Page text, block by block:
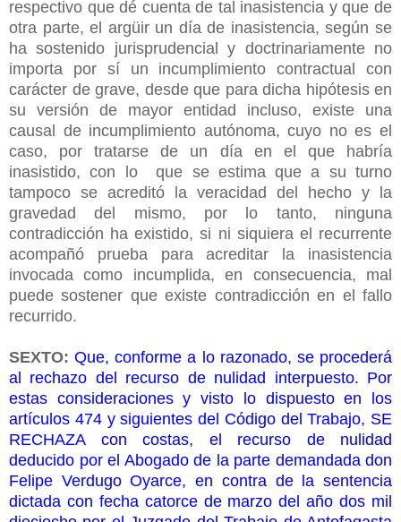
respectivo que dé cuenta de tal inasistencia y que de
otra parte, el argüir un día de inasistencia, según se
ha sostenido jurisprudencial y doctrinariamente no
importa por sí un incumplimiento contractual con
carácter de grave, desde que para dicha hipótesis en
su versión de mayor entidad incluso, existe una
causal de incumplimiento autónoma, cuyo no es el
caso, por tratarse de un día en el que habría
inasistido, con lo que se estima que a su turno
tampoco se acreditó la veracidad del hecho y la
gravedad del mismo, por lo tanto, ninguna
contradicción ha existido, si ni siquiera el recurrente
acompañó prueba para acreditar la inasistencia
invocada como incumplida, en consecuencia, mal
puede sostener que existe contradicción en el fallo
recurrido.
SEXTO: Que, conforme a lo razonado, se procederá
al rechazo del recurso de nulidad interpuesto. Por
estas consideraciones y visto lo dispuesto en los
artículos 474 y siguientes del Código del Trabajo, SE
RECHAZA con costas, el recurso de nulidad
deducido por el Abogado de la parte demandada don
Felipe Verdugo Oyarce, en contra de la sentencia
dictada con fecha catorce de marzo del año dos mil